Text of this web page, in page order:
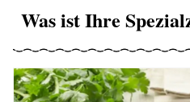
Was ist Ihre